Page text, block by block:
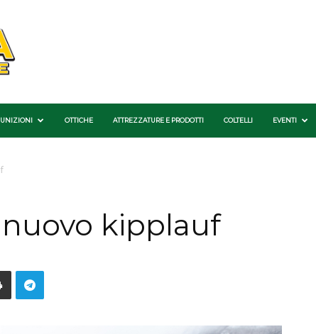
OTTICHE ATTREZZATURE E PRODOTTI COLTELLI EVENTI
nuovo kipplauf